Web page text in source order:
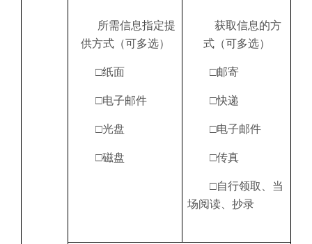
所需信息指定提
供方式（可多选）
□纸面
□电子邮件
□光盘
□磁盘
获取信息的方
式（可多选）
□邮寄
□快递
□电子邮件
□传真
□自行领取、当
场阅读、抄录